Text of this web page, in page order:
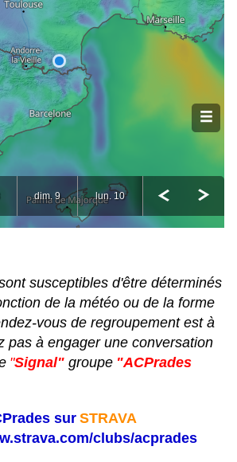
susceptibles d'être déterminés
de la météo ou de la forme
vous de regroupement est à
pas à engager une conversation
"Signal" groupe "ACPrades
sur STRAVA
clubs/acprades